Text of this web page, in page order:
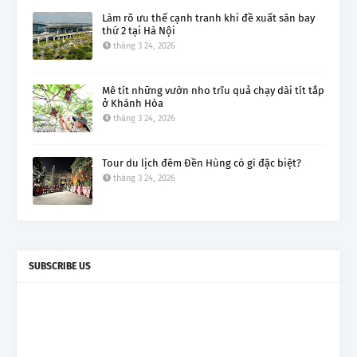
Làm rõ ưu thế cạnh tranh khi đề xuất sân bay
thứ 2 tại Hà Nội
tháng 3 24, 2026
Mê tít những vườn nho trĩu quả chạy dài tít tắp
ở Khánh Hòa
tháng 3 24, 2026
Tour du lịch đêm Đền Hùng có gì đặc biệt?
tháng 3 24, 2026
SUBSCRIBE US